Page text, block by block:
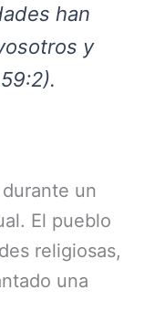
han
y
un
El pueblo
religiosas,
una